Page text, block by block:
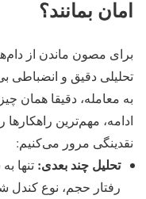
امان بمانند؟
برای مصون‌ ماندن از
تحلیلی دقیق و انضباطی
به معامله، دقیقا همان
ادامه، مهم‌ترین راهکارها
نقدینگی مرور می‌کنیم:
تحلیل چند بعدی: تنها
رفتار حجم، نوع کندل